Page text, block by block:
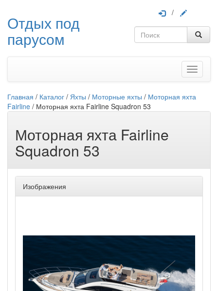
Отдых под
парусом
/
Меню
Главная / Каталог / Яхты / Моторные яхты / Моторная яхта
Fairline / Моторная яхта Fairline Squadron 53
Моторная яхта Fairline
Squadron 53
Изображения